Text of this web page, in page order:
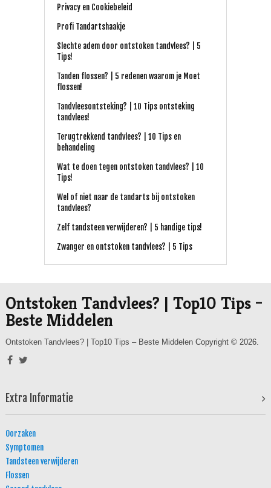
Privacy en Cookiebeleid
Profi Tandartshaakje
Slechte adem door ontstoken tandvlees? | 5
Tips!
Tanden flossen? | 5 redenen waarom je Moet
flossen!
Tandvleesontsteking? | 10 Tips ontsteking
tandvlees!
Terugtrekkend tandvlees? | 10 Tips en
behandeling
Wat te doen tegen ontstoken tandvlees? | 10
Tips!
Wel of niet naar de tandarts bij ontstoken
tandvlees?
Zelf tandsteen verwijderen? | 5 handige tips!
Zwanger en ontstoken tandvlees? | 5 Tips
Ontstoken Tandvlees? | Top10 Tips –
Beste Middelen
Ontstoken Tandvlees? | Top10 Tips – Beste MiddelenCopyright © 2026.
Extra Informatie
Oorzaken
Symptomen
Tandsteen verwijderen
Flossen